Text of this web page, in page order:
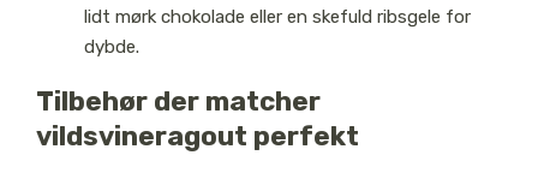
lidt mørk chokolade eller en skefuld ribsgele for
dybde.
Tilbehør der matcher
vildsvineragout perfekt